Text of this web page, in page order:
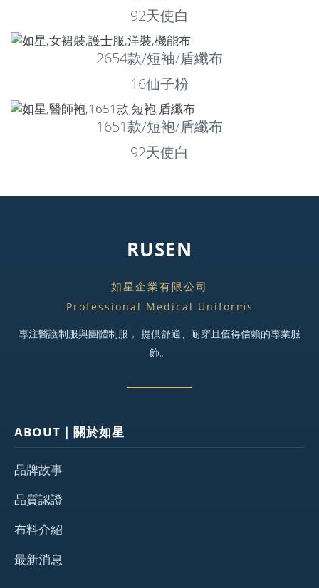
92天使白
2654款/短袖/盾纖布
16仙子粉
1651款/短袍/盾纖布
92天使白
RUSEN
如星企業有限公司
Professional Medical Uniforms
專注醫護制服與團體制服， 提供舒適、耐穿且值得信賴的專業服
飾。
ABOUT｜關於如星
品牌故事
品質認證
布料介紹
最新消息